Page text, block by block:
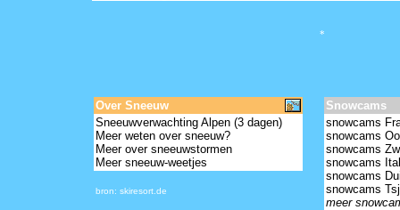
Over Sneeuw
Sneeuwverwachting Alpen (3 dagen)
Meer weten over sneeuw?
Meer over sneeuwstormen
Meer sneeuw-weetjes
bron: skiresort.de
Snowcams
snowcams
snowcams
snowcams
snowcams
snowcams
snowcams
meer